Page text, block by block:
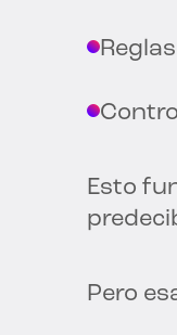
Esto
Pero